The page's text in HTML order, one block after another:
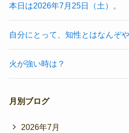
本日は2026年7月25日（土）。
自分にとって、知性とはなんぞや
火が強い時は？
月別ブログ
2026年7月